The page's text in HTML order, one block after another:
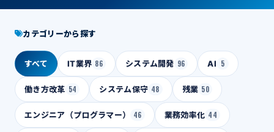
カテゴリーから探す
すべて IT業界 86 システム開発 96 AI 5
働き方改革 54 システム保守 48 残業 50
エンジニア（プログラマー） 46 業務効率化 44